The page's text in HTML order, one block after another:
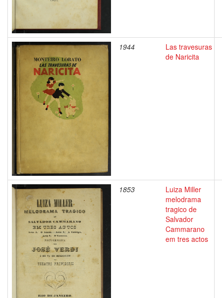
1944
Las travesuras
de Naricita
1853
Luiza Miller
melodrama
tragico de
Salvador
Cammarano
em tres actos